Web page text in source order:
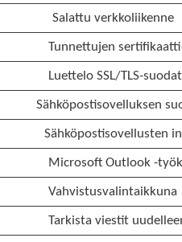
Salattu verkkoliikenne
Tunnettujen
Luettelo SSL/TLS-
Sähköpostisovelluksen
Sähköpostisovellusten
Microsoft Outlook -
Vahvistusvalintaikkuna
Tarkista viestit